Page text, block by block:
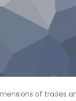
of trades